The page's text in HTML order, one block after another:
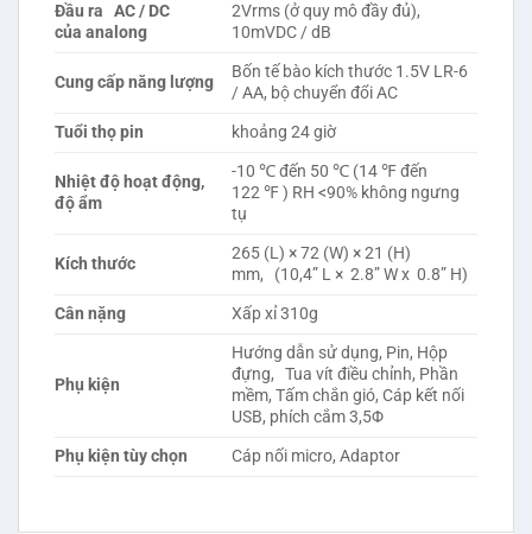
Đầu ra AC / DC
của analong
2Vrms (ở quy mô đầy đủ),
10mVDC / dB
Cung cấp năng lượng
Bốn tế bào kích thước 1.5V LR-6
/ AA, bộ chuyển đổi AC
Tuổi thọpin khoảng 24 giờ
Nhiệt độ hoạt động,
độ ẩm
-10 ℃ đến 50 ℃ (14 ℉ đến
122 ℉ ) RH <90% không ngưng
tụ
Kích thước
265 (L) × 72 (W) × 21 (H)
mm, (10,4” L × 2.8” W x 0.8” H)
Cân nặng
Xấp xỉ 310g
Phụ kiện
Hướng dẫn sử dụng, Pin, Hộp
đựng, Tua vít điều chỉnh, Phần
mềm, Tấm chắn gió, Cáp kết nối
USB, phích cắm 3,5Φ
Phụ kiện tùy chọn
Cáp nối micro, Adaptor